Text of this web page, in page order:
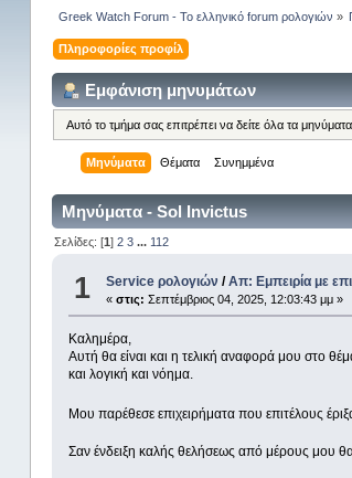
Greek Watch Forum - Το ελληνικό forum ρολογιών »
Πληροφορίες προφίλ
Εμφάνιση μηνυμάτων
Αυτό το τμήμα σας επιτρέπει να δείτε όλα τα
Μηνύματα Θέματα Συνημμένα
Μηνύματα - Sol Invictus
Σελίδες: [1]2 3 ... 112
1 Service ρολογιών /Απ: Εμπειρία με
«στις: Σεπτέμβριος 04, 2025, 12:03:43 μμ »
Καλημέρα,
Αυτή θα είναι και η τελική αναφορά μου στο
και λογική και νόημα.
Μου παρέθεσε επιχειρήματα που επιτέλους
Σαν ένδειξη καλής θελήσεως από μέρους μου